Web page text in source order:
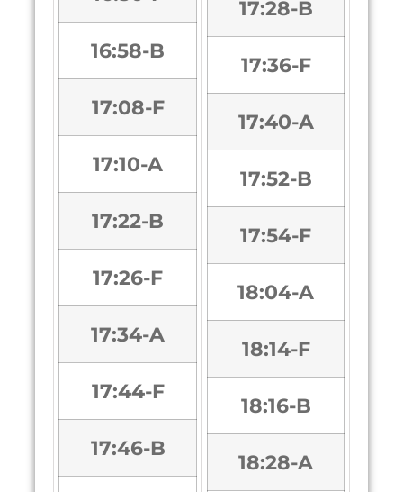
16:58-B
17:08-F
17:10-A
17:22-B
17:26-F
17:34-A
17:44-F
17:46-B
17:28-B
17:36-F
17:40-A
17:52-B
17:54-F
18:04-A
18:14-F
18:16-B
18:28-A